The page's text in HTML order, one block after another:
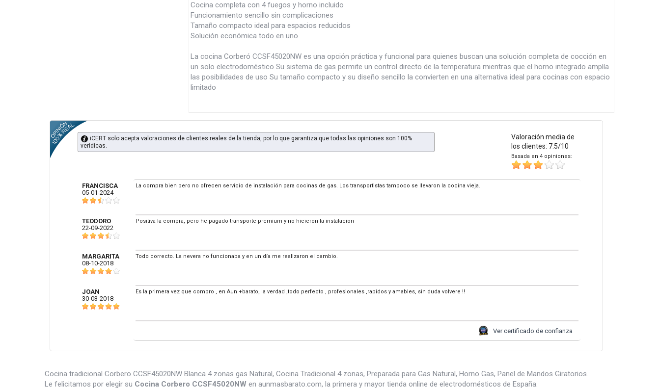
Cocina completa con 4 fuegos y horno incluido
Funcionamiento sencillo sin complicaciones
Tamaño compacto ideal para espacios reducidos
Solución económica todo en uno
La cocina Corberó CCSF45020NW es una opción práctica y funcional para quienes buscan una solución completa de cocción en
un solo electrodoméstico Su sistema de gas permite un control directo de la temperatura mientras que el horno integrado amplía
las posibilidades de uso Su tamaño compacto y su diseño sencillo la convierten en una alternativa ideal para cocinas con espacio
limitado
Valoración media de
los clientes: 7.5/10
Basada en 4 opiniones:
iCERT solo acepta valoraciones de clientes reales de la tienda, por lo que garantiza que todas las opiniones son 100%
veridicas.
FRANCISCA
05-01-2024
La compra bien pero no ofrecen servicio de instalación para cocinas de gas. Los transportistas tampoco se llevaron la cocina vieja.
TEODORO
22-09-2022
Positiva la compra, pero he pagado transporte premium y no hicieron la instalacion
MARGARITA
08-10-2018
Todo correcto. La nevera no funcionaba y en un día me realizaron el cambio.
JOAN
30-03-2018
Es la primera vez que compro , en Aun +barato, la verdad ,todo perfecto , profesionales ,rapidos y amables, sin duda volvere !!
Ver certificado de confianza
Cocina tradicional Corbero CCSF45020NW Blanca 4 zonas gas Natural, Cocina Tradicional 4 zonas, Preparada para Gas Natural, Horno Gas, Panel de Mandos Giratorios.
Le felicitamos por elegir su Cocina Corbero CCSF45020NW en aunmasbarato.com, la primera y mayor tienda online de electrodomésticos de España.